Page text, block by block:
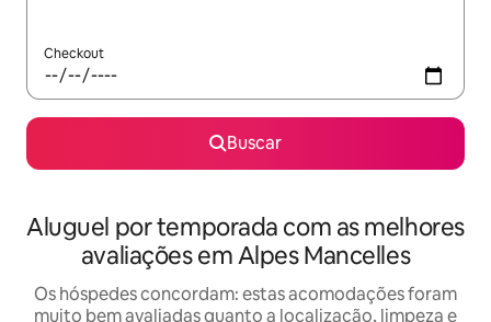
Checkout
Buscar
Aluguel por temporada com as melhores
avaliações em Alpes Mancelles
Os hóspedes concordam: estas acomodações foram
muito bem avaliadas quanto a localização, limpeza e